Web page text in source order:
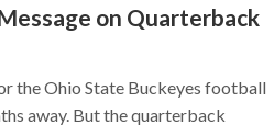
on Quarterback
the Ohio State Buckeyes football
away. But the quarterback